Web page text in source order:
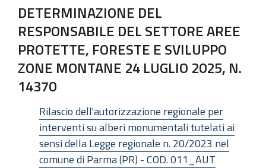
DETERMINAZIONE DEL
RESPONSABILE DEL SETTORE AREE
PROTETTE, FORESTE E SVILUPPO
ZONE MONTANE 24 LUGLIO 2025, N.
14370
Rilascio dell'autorizzazione regionale per
interventi su alberi monumentali tutelati ai
sensi della Legge regionale n. 20/2023 nel
comune di Parma (PR) - COD. 011_AUT